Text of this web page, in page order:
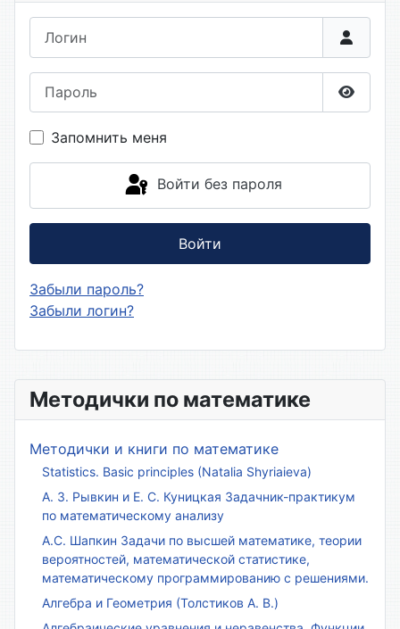
Методички по математике
Методички и книги по математике
Statistics. Basic principles (Natalia Shyriaieva)
А. З. Рывкин и Е. С. Куницкая Задачник-практикум
по математическому анализу
А.С. Шапкин Задачи по высшей математике, теории
вероятностей, математической статистике,
математическому программированию с решениями.
Алгебра и Геометрия (Толстиков А. В.)
Запомнить меня
Войти без пароля
Войти
Забыли пароль?
Забыли логин?